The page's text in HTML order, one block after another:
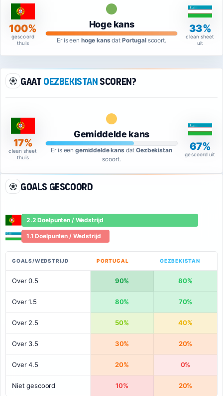
100%
gescoord
thuis
Hoge kans
Er is een hoge kansdat Portugalscoort.
33%
clean sheet
uit
GaatOezbekistanscoren?
17%
clean sheet
thuis
Gemiddelde kans
Er is een gemiddelde kansdatOezbekistan
scoort.
67%
gescoord uit
Goals gescoord
2.2 Doelpunten / Wedstrijd
1.1 Doelpunten / Wedstrijd
GOALS/WEDSTRIJD PORTUGAL OEZBEKISTAN
Over 0.5 90% 80%
Over 1.5 80% 70%
Over 2.5 50% 40%
Over 3.5 30% 20%
Over 4.5 20% 0%
Niet gescoord 10% 20%